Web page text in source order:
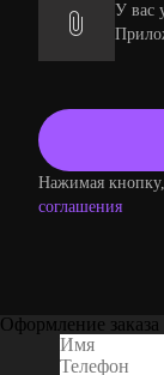
У вас
Нажимая
соглашения
Оформление заказа